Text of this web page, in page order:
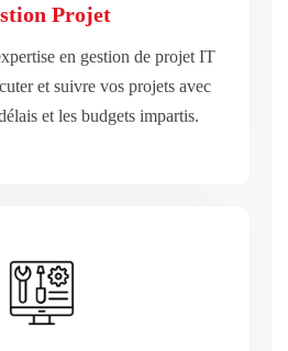
Projet
en gestion de projet IT
et suivre vos projets avec
et les budgets impartis.
Projet
et les budgets impartis.
SAVOIR PLUS